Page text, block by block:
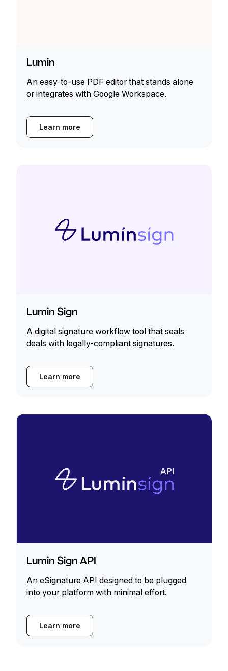
Lumin
An easy-to-use PDF editor that stands alone
or integrates with Google Workspace.
Learn more
Lumin Sign
A digital signature workflow tool that seals
deals with legally-compliant signatures.
Learn more
Lumin Sign API
An eSignature API designed to be plugged
into your platform with minimal effort.
Learn more